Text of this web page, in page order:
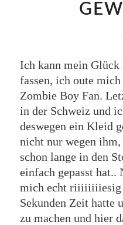
Ich kann mein Glück
fassen, ich oute
Zombie Boy Fan.
in der Schweiz und
deswegen ein Kleid
nicht nur wegen
schon lange in den
einfach gepasst hat..
mich echt riiiiiiiiesig
Sekunden Zeit hatte
zu machen und hier